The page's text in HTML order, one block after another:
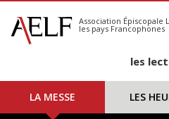
S'abonner
Calendrier
Association Épiscopale
les pays Francophones
les
LA MESSE LES